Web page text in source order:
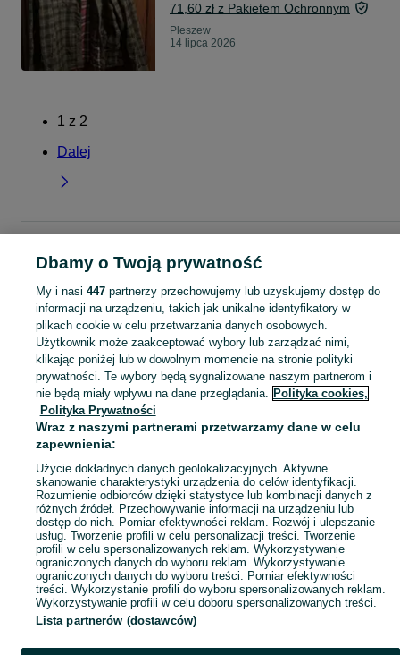
71,60 zł z Pakietem Ochronnym
Pleszew
14 lipca 2026
1 z 2
Dalej
turystyka - Wielkopolskie
Pozostała turystyka - Pleszew
KATEGORIA
Zobacz
Mapa kategorii
Mapa miejscowości
Mapa ministron
Popularne wyszukiwania
Dbamy o Twoją prywatność
My i nasi 447partnerzy przechowujemy lub uzyskujemy dostęp do
informacji na urządzeniu, takich jak unikalne identyfikatory w
plikach cookie w celu przetwarzania danych osobowych.
Użytkownik może zaakceptować wybory lub zarządzać nimi,
klikając poniżej lub w dowolnym momencie na stronie polityki
prywatności. Te wybory będą sygnalizowane naszym partnerom i
nie będą miały wpływu na dane przeglądania. Polityka cookies,
Polityka Prywatności
Wraz z naszymi partnerami przetwarzamy dane w celu
zapewnienia:
Użycie dokładnych danych geolokalizacyjnych. Aktywne
skanowanie charakterystyki urządzenia do celów identyfikacji.
Rozumienie odbiorców dzięki statystyce lub kombinacji danych z
różnych źródeł. Przechowywanie informacji na urządzeniu lub
dostęp do nich. Pomiar efektywności reklam. Rozwój i ulepszanie
usług. Tworzenie profili w celu personalizacji treści. Tworzenie
profili w celu spersonalizowanych reklam. Wykorzystywanie
ograniczonych danych do wyboru reklam. Wykorzystywanie
ograniczonych danych do wyboru treści. Pomiar efektywności
treści. Wykorzystanie profili do wyboru spersonalizowanych reklam.
Wykorzystywanie profili w celu doboru spersonalizowanych treści.
Lista partnerów (dostawców)